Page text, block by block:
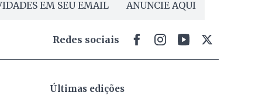
EM SEU EMAIL ANUNCIE AQUI
Redes sociais
Últimas edições